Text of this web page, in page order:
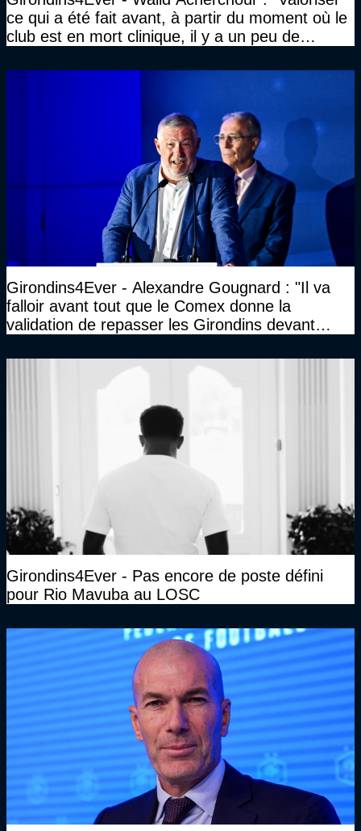
ce qui a été fait avant, à partir du moment où le
club est en mort clinique, il y a un peu de
Girondins4Ever - Alexandre Gougnard : "Il va
falloir avant tout que le Comex donne la
validation de repasser les Girondins devant
Girondins4Ever - Pas encore de poste défini
pour Rio Mavuba au LOSC